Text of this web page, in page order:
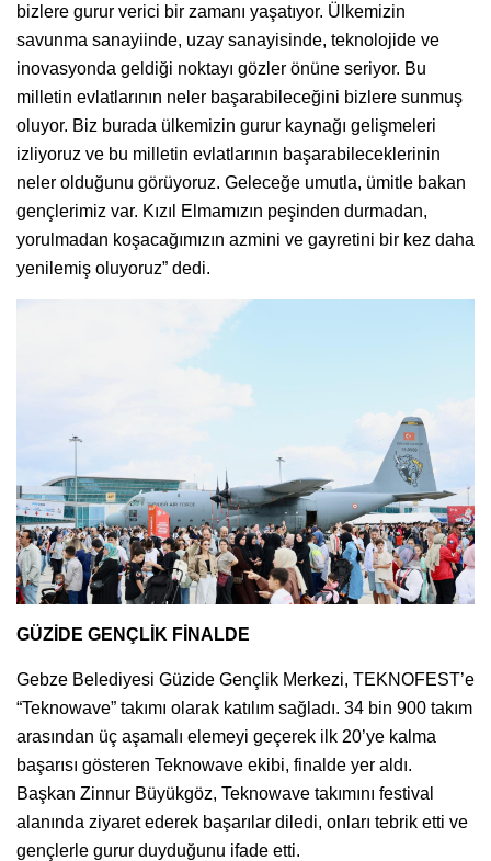
bizlere gurur verici bir zamanı yaşatıyor. Ülkemizin
savunma sanayiinde, uzay sanayisinde, teknolojide ve
inovasyonda geldiği noktayı gözler önüne seriyor. Bu
milletin evlatlarının neler başarabileceğini bizlere sunmuş
oluyor. Biz burada ülkemizin gurur kaynağı gelişmeleri
izliyoruz ve bu milletin evlatlarının başarabileceklerinin
neler olduğunu görüyoruz. Geleceğe umutla, ümitle bakan
gençlerimiz var. Kızıl Elmamızın peşinden durmadan,
yorulmadan koşacağımızın azmini ve gayretini bir kez daha
yenilemiş oluyoruz” dedi.
GÜZİDE GENÇLİK FİNALDE
Gebze Belediyesi Güzide Gençlik Merkezi, TEKNOFEST’e
“Teknowave” takımı olarak katılım sağladı. 34 bin 900 takım
arasından üç aşamalı elemeyi geçerek ilk 20’ye kalma
başarısı gösteren Teknowave ekibi, finalde yer aldı.
Başkan Zinnur Büyükgöz, Teknowave takımını festival
alanında ziyaret ederek başarılar diledi, onları tebrik etti ve
gençlerle gurur duyduğunu ifade etti.